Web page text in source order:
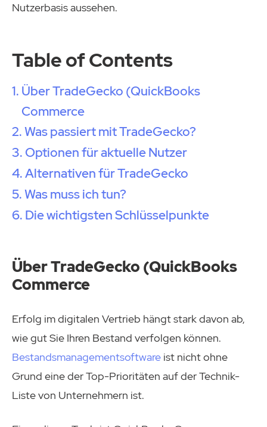
Nutzerbasis aussehen.
Table of Contents
Über TradeGecko (QuickBooks
Commerce
Was passiert mit TradeGecko?
Optionen für aktuelle Nutzer
Alternativen für TradeGecko
Was muss ich tun?
Die wichtigsten Schlüsselpunkte
Über TradeGecko (QuickBooks
Commerce
Erfolg im digitalen Vertrieb hängt stark davon ab,
wie gut Sie Ihren Bestand verfolgen können.
Bestandsmanagementsoftware ist nicht ohne
Grund eine der Top-Prioritäten auf der Technik-
Liste von Unternehmern ist.